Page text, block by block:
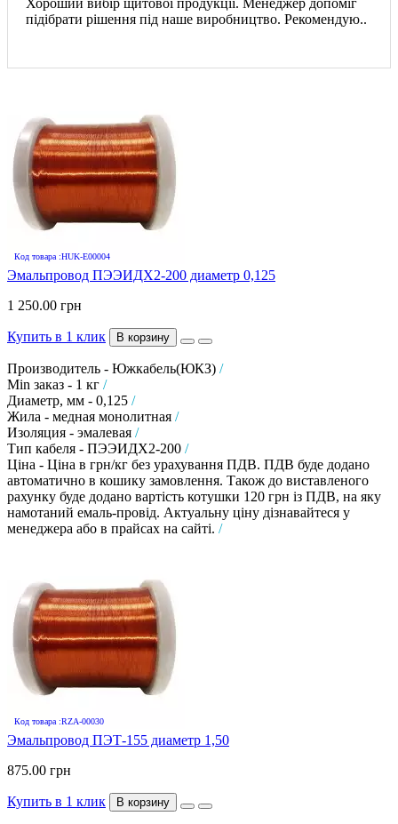
підібрати рішення під наше виробництво. Рекомендую..
Код товара :HUK-E00004
Эмальпровод ПЭЭИДХ2-200 диаметр 0,125
1 250.00 грн
Купить в 1 клик В корзину
Производитель - Южкабель(ЮКЗ) /
Min заказ - 1 кг /
Диаметр, мм - 0,125 /
Жила - медная монолитная /
Изоляция - эмалевая /
Тип кабеля - ПЭЭИДХ2-200 /
Ціна - Ціна в грн/кг без урахування ПДВ. ПДВ буде додано
автоматично в кошику замовлення. Також до виставленого
рахунку буде додано вартість котушки 120 грн із ПДВ, на яку
намотаний емаль-провід. Актуальну ціну дізнавайтеся у
менеджера або в прайсах на сайті. /
Код товара :RZA-00030
Эмальпровод ПЭТ-155 диаметр 1,50
875.00 грн
Купить в 1 клик В корзину